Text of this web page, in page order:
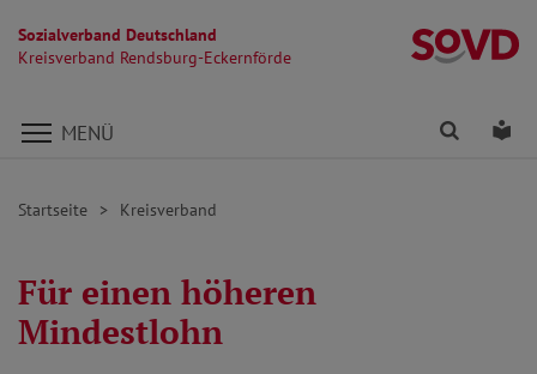
Sozialverband Deutschland
Kreisverband Rendsburg-Eckernförde
Direkt zu den Inhalten springen
MENÜ Finden
Startseite Kreisverband
Für einen höheren
Mindestlohn